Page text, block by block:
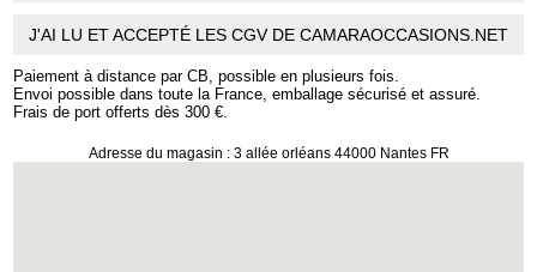
J'AI LU ET ACCEPTÉ LES CGV DE CAMARAOCCASIONS.NET
Paiement à distance par CB, possible en plusieurs fois.
Envoi possible dans toute la France, emballage sécurisé et assuré.
Frais de port offerts dès 300 €.
Adresse du magasin : 3 allée orléans 44000 Nantes FR